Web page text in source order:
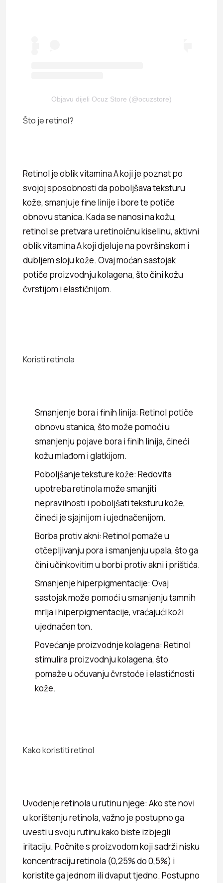
Objavu dijeli Ocuz Store (@ocuzstore)
Što je retinol?
Retinol je oblik vitamina A koji je poznat po
svojoj sposobnosti da poboljšava teksturu
kože, smanjuje fine linije i bore te potiče
obnovu stanica. Kada se nanosi na kožu,
retinol se pretvara u retinoičnu kiselinu, aktivni
oblik vitamina A koji djeluje na površinskom i
dubljem sloju kože. Ovaj moćan sastojak
potiče proizvodnju kolagena, što čini kožu
čvrstijom i elastičnijom.
Koristi retinola
Smanjenje bora i finih linija: Retinol potiče
obnovu stanica, što može pomoći u
smanjenju pojave bora i finih linija, čineći
kožu mlađom i glatkijom.
Poboljšanje teksture kože: Redovita
upotreba retinola može smanjiti
nepravilnosti i poboljšati teksturu kože,
čineći je sjajnijom i ujednačenijom.
Borba protiv akni: Retinol pomaže u
otčepljivanju pora i smanjenju upala, što ga
čini učinkovitim u borbi protiv akni i prištića.
Smanjenje hiperpigmentacije: Ovaj
sastojak može pomoći u smanjenju tamnih
mrlja i hiperpigmentacije, vraćajući koži
ujednačen ton.
Povećanje proizvodnje kolagena: Retinol
stimulira proizvodnju kolagena, što
pomaže u očuvanju čvrstoće i elastičnosti
kože.
Kako koristiti retinol
Uvođenje retinola u rutinu njege: Ako ste novi
u korištenju retinola, važno je postupno ga
uvesti u svoju rutinu kako biste izbjegli
iritaciju. Počnite s proizvodom koji sadrži nisku
koncentraciju retinola (0,25% do 0,5%) i
koristite ga jednom ili dvaput tjedno. Postupno